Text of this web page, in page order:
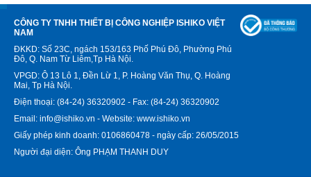
CÔNG TY TNHH THIẾT BỊ CÔNG NGHIỆP ISHIKO VIỆT
NAM
ĐKKD: Số 23C, ngách 153/163 Phố Phú Đô, Phường Phú
Đô, Q. Nam Từ Liêm,Tp Hà Nội.
VPGD: Ô 13 Lô 1, Đền Lừ 1, P. Hoàng Văn Thụ, Q. Hoàng
Mai, Tp Hà Nội.
Điện thoại: (84-24) 36320902 - Fax: (84-24) 36320902
Email: info@ishiko.vn - Website: www.ishiko.vn
Giấy phép kinh doanh: 0106860478 - ngày cấp: 26/05/2015
Người đại diện: Ông PHẠM THANH DUY